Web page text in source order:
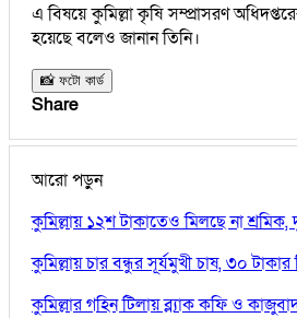
এ বিষয়ে কুমিল্লা কৃষি সম্প্রাসরণ
হয়েছে বলেও জানান তিনি।
📸 ফটো কার্ড
Share
আরো পড়ুন
কুমিল্লায় ১২শ টাকাতেও মিলছে না শ্রমিক,
কুমিল্লায় চার বন্ধুর সূর্যমুখী চাষ, ৩০
কুমিল্লার গহিন টিলায় ব্ল্যাক কফি ও